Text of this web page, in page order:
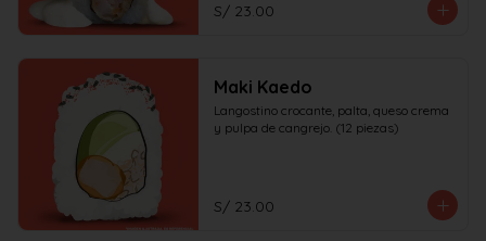
S/ 23.00
Maki Kaedo
Langostino crocante, palta, queso crema
y pulpa de cangrejo. (12 piezas)
S/ 23.00